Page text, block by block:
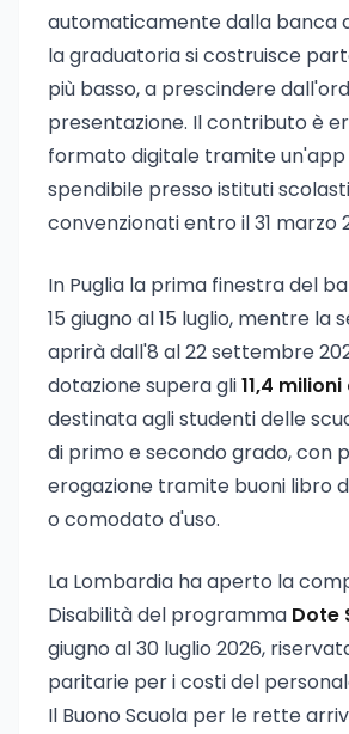
automaticamente dalla banca
la graduatoria si costruisce
più basso, a prescindere
presentazione. Il contributo è
formato digitale tramite
spendibile presso istituti
convenzionati entro il 31 marzo
In Puglia la prima finestra del
15 giugno al 15 luglio, mentre la
aprirà dall'8 al 22 settembre
dotazione supera gli11,4
destinata agli studenti delle
di primo e secondo grado, con
erogazione tramite buoni libro
o comodato d'uso.
La Lombardia ha aperto la
Disabilità del programma Dote
giugno al 30 luglio 2026,
paritarie per i costi del
Il Buono Scuola per le rette